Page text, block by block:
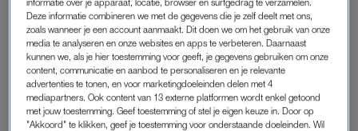
En dan in het bijzonder door mensen die niets met mijn
seksleven te maken hebben.
Na een minuut vol ongeloof aangestaard te worden alsof ik
een of ander mythisch wezen ben, is het tijd voor een
vragenrondje. Klassiekers als “Waarom niet?” en “Hoe dan?”
passeren de revue. Er is ook ruimte voor creativiteit. Zo wordt
informatie over je apparaat, locatie, browser en surfgedrag te verzamelen.
Deze informatie combineren we met de gegevens die je zelf deelt met ons,
zoals wanneer je een account aanmaakt. Dit doen we om het gebruik van onze
media te analyseren en onze websites en apps te verbeteren. Daarnaast
kunnen we, als je hier toestemming voor geeft, je gegevens gebruiken om onze
content, communicatie en aanbod te personaliseren en je relevante
advertenties te tonen, en voor marketingdoeleinden delen met 4
mediapartners. Ook content van 13 externe platformen wordt enkel getoond
met jouw toestemming. Geef toestemming of stel je eigen keuze in. Door op
"Akkoord" te klikken, geef je toestemming voor onderstaande doeleinden. Wil